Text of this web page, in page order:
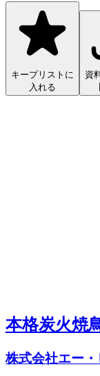
キープリストに
入れる
資
本格炭火焼
株式会社エー